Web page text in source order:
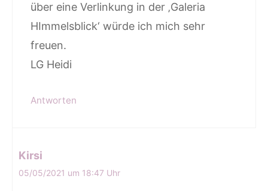
über eine Verlinkung in der ‚Galeria
HImmelsblick‘ würde ich mich sehr
freuen.
LG Heidi
Antworten
Kirsi
05/05/2021 um 18:47 Uhr